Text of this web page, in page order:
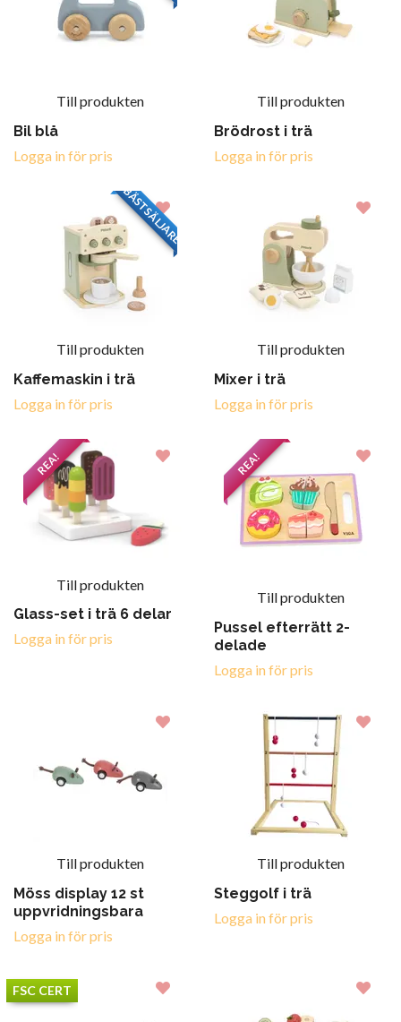
Till produkten
Bil blå
Logga in för pris
Till produkten
Brödrost i trä
Logga in för pris
BÄSTSÄLJARE
Till produkten
Kaffemaskin i trä
Logga in för pris
Till produkten
Mixer i trä
Logga in för pris
REA!
Till produkten
Glass-set i trä 6 delar
Logga in för pris
REA!
Till produkten
Pussel efterrätt 2-
delade
Logga in för pris
Till produkten
Möss display 12 st
uppvridningsbara
Logga in för pris
Till produkten
Steggolf i trä
Logga in för pris
FSC CERT